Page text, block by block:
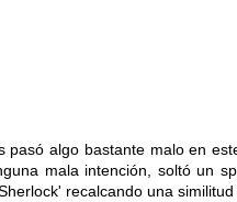
pasó algo bastante malo en
mala intención, soltó un
recalcando una similitud